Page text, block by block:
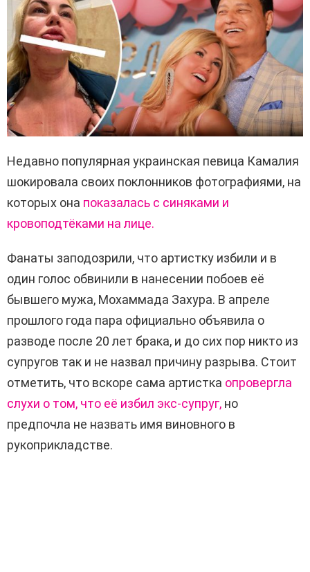
Недавно популярная украинская певица Камалия
шокировала своих поклонников фотографиями, на
которых она показалась с синяками и
кровоподтёками на лице.
Фанаты заподозрили, что артистку избили и в
один голос обвинили в нанесении побоев её
бывшего мужа, Мохаммада Захура. В апреле
прошлого года пара официально объявила о
разводе после 20 лет брака, и до сих пор никто из
супругов так и не назвал причину разрыва. Стоит
отметить, что вскоре сама артистка опровергла
слухи о том, что её избил экс-супруг, но
предпочла не назвать имя виновного в
рукоприкладстве.